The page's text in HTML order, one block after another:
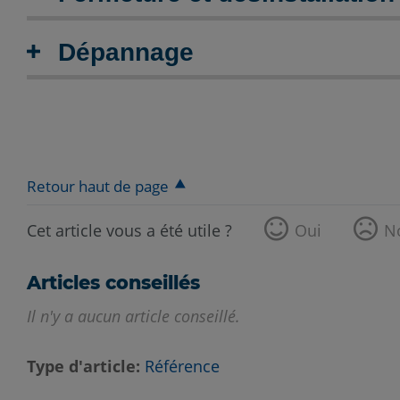
Dépannage
Retour haut de page
Cet article vous a été utile ? Oui
Articles conseillés
Il n'y a aucun article conseillé.
Type d'article Référence